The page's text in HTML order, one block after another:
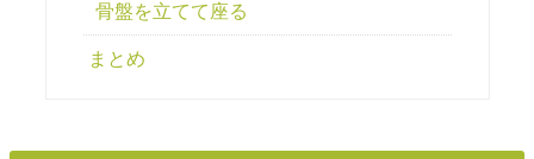
骨盤を立てて座る
まとめ